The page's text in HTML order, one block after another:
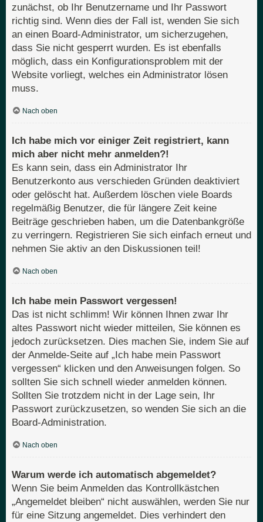
zunächst, ob Ihr Benutzername und Ihr Passwort
richtig sind. Wenn dies der Fall ist, wenden Sie sich
an einen Board-Administrator, um sicherzugehen,
dass Sie nicht gesperrt wurden. Es ist ebenfalls
möglich, dass ein Konfigurationsproblem mit der
Website vorliegt, welches ein Administrator lösen
muss.
Nach oben
Ich habe mich vor einiger Zeit registriert, kann
mich aber nicht mehr anmelden?!
Es kann sein, dass ein Administrator Ihr
Benutzerkonto aus verschieden Gründen deaktiviert
oder gelöscht hat. Außerdem löschen viele Boards
regelmäßig Benutzer, die für längere Zeit keine
Beiträge geschrieben haben, um die Datenbankgröße
zu verringern. Registrieren Sie sich einfach erneut und
nehmen Sie aktiv an den Diskussionen teil!
Nach oben
Ich habe mein Passwort vergessen!
Das ist nicht schlimm! Wir können Ihnen zwar Ihr
altes Passwort nicht wieder mitteilen, Sie können es
jedoch zurücksetzen. Dies machen Sie, indem Sie auf
der Anmelde-Seite auf „Ich habe mein Passwort
vergessen“ klicken und den Anweisungen folgen. So
sollten Sie sich schnell wieder anmelden können.
Sollten Sie trotzdem nicht in der Lage sein, Ihr
Passwort zurückzusetzen, so wenden Sie sich an die
Board-Administration.
Nach oben
Warum werde ich automatisch abgemeldet?
Wenn Sie beim Anmelden das Kontrollkästchen
„Angemeldet bleiben“ nicht auswählen, werden Sie nur
für eine Sitzung angemeldet. Dies verhindert den